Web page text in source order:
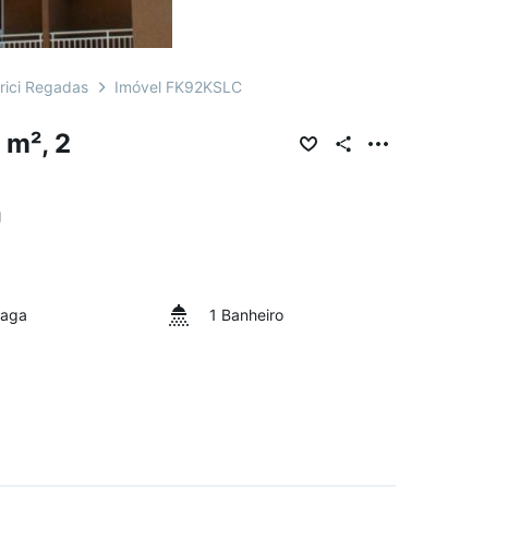
Regadas Imóvel FK92KSLC
2
1 Banheiro